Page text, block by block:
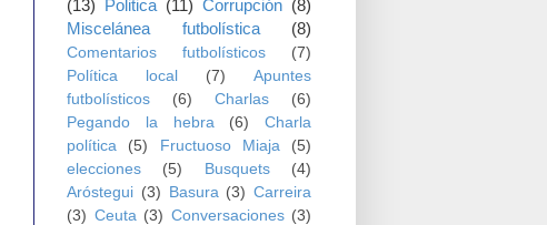
(13) Politica (11) Corrupción (8)
Miscelánea futbolística
(8)
Comentarios futbolísticos
(7)
Política local
(7)
Apuntes
futbolísticos
(6) Charlas
(6)
Pegando la hebra
(6)
Charla
política
(5) Fructuoso Miaja
(5)
elecciones
(5) Busquets
(4)
Aróstegui (3) Basura (3) Carreira
(3) Ceuta (3) Conversaciones (3)